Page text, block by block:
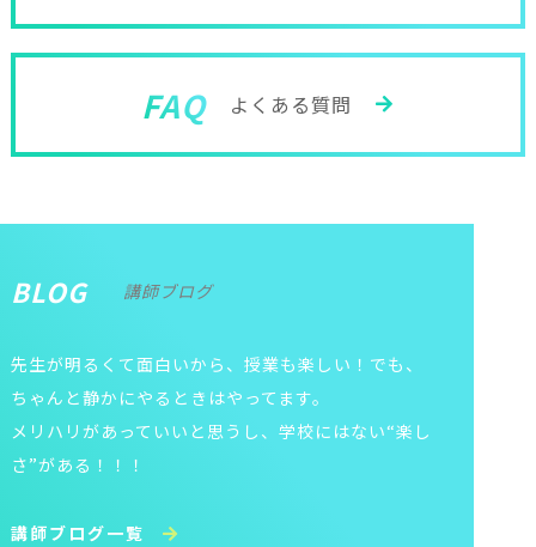
FAQ よくある質問
BLOG 講師ブログ
先生が明るくて面白いから、授業も楽しい！でも、
ちゃんと静かにやるときはやってます。
メリハリがあっていいと思うし、学校にはない“楽し
さ”がある！！！
講師ブログ一覧